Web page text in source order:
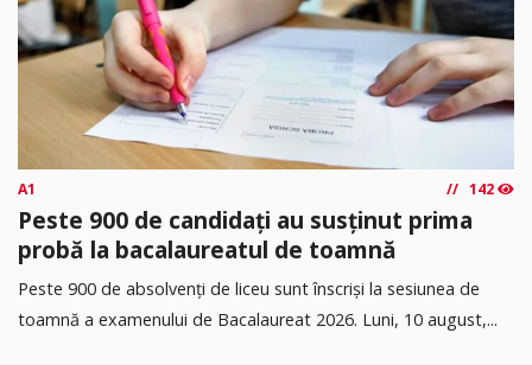
A1 142
Peste 900 de candidați au susținut prima
probă la bacalaureatul de toamnă
Peste 900 de absolvenți de liceu sunt înscriși la sesiunea de
toamnă a examenului de Bacalaureat 2026. Luni, 10 august,...